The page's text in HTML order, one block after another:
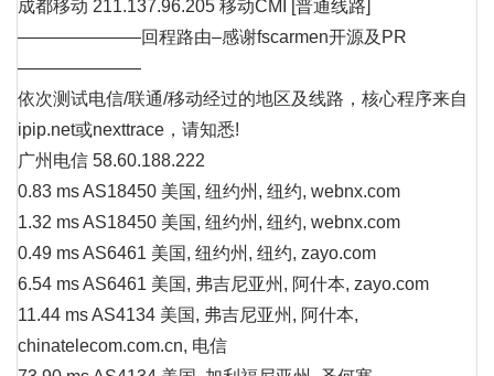
成都移动 211.137.96.205 移动CMI [普通线路]
———————回程路由–感谢fscarmen开源及PR
———————
依次测试电信/联通/移动经过的地区及线路，核心程序来自
ipip.net或nexttrace，请知悉!
广州电信 58.60.188.222
0.83 ms AS18450 美国, 纽约州, 纽约, webnx.com
1.32 ms AS18450 美国, 纽约州, 纽约, webnx.com
0.49 ms AS6461 美国, 纽约州, 纽约, zayo.com
6.54 ms AS6461 美国, 弗吉尼亚州, 阿什本, zayo.com
11.44 ms AS4134 美国, 弗吉尼亚州, 阿什本,
chinatelecom.com.cn, 电信